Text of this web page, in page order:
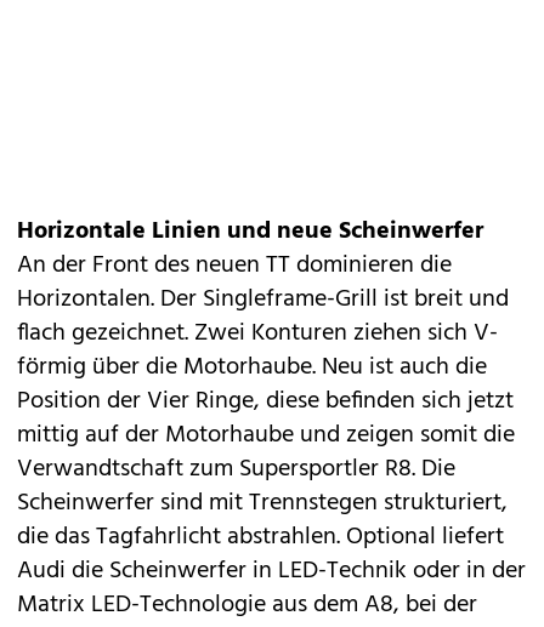
Horizontale Linien und neue Scheinwerfer
An der Front des neuen TT dominieren die
Horizontalen. Der Singleframe-Grill ist breit und
flach gezeichnet. Zwei Konturen ziehen sich V-
förmig über die Motorhaube. Neu ist auch die
Position der Vier Ringe, diese befinden sich jetzt
mittig auf der Motorhaube und zeigen somit die
Verwandtschaft zum Supersportler R8. Die
Scheinwerfer sind mit Trennstegen strukturiert,
die das Tagfahrlicht abstrahlen. Optional liefert
Audi die Scheinwerfer in LED-Technik oder in der
Matrix LED-Technologieaus dem A8, bei der